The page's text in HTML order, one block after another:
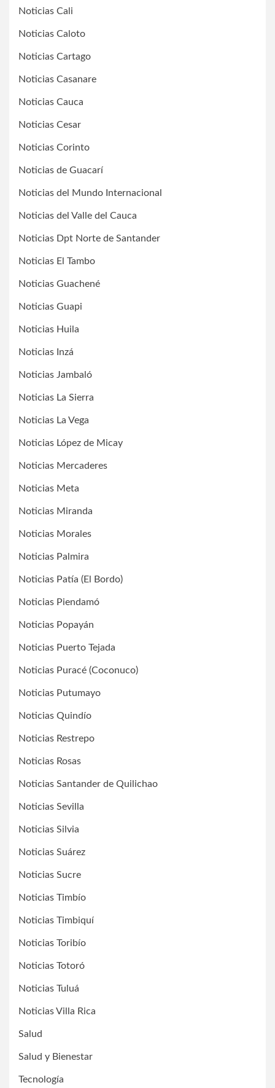
Noticias Cali
Noticias Caloto
Noticias Cartago
Noticias Casanare
Noticias Cauca
Noticias Cesar
Noticias Corinto
Noticias de Guacarí
Noticias del Mundo Internacional
Noticias del Valle del Cauca
Noticias Dpt Norte de Santander
Noticias El Tambo
Noticias Guachené
Noticias Guapi
Noticias Huila
Noticias Inzá
Noticias Jambaló
Noticias La Sierra
Noticias La Vega
Noticias López de Micay
Noticias Mercaderes
Noticias Meta
Noticias Miranda
Noticias Morales
Noticias Palmira
Noticias Patía (El Bordo)
Noticias Piendamó
Noticias Popayán
Noticias Puerto Tejada
Noticias Puracé (Coconuco)
Noticias Putumayo
Noticias Quindío
Noticias Restrepo
Noticias Rosas
Noticias Santander de Quilichao
Noticias Sevilla
Noticias Silvia
Noticias Suárez
Noticias Sucre
Noticias Timbío
Noticias Timbiquí
Noticias Toribío
Noticias Totoró
Noticias Tuluá
Noticias Villa Rica
Salud
Salud y Bienestar
Tecnología